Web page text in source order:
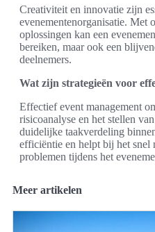
Creativiteit en innovatie zijn
evenementenorganisatie. Met
oplossingen kan een
bereiken, maar ook een
deelnemers.
Wat zijn strategieën voor
Effectief event management
risicoanalyse en het stellen
duidelijke taakverdeling
efficiëntie en helpt bij het snel
problemen tijdens het
Meer artikelen